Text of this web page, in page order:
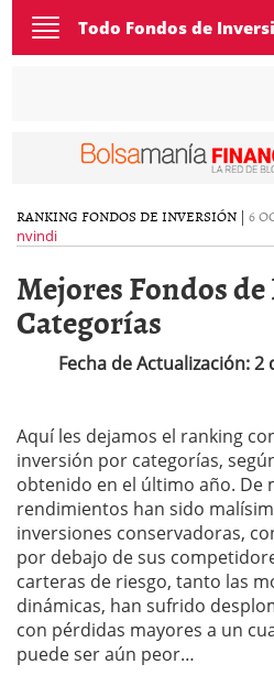
Toggle
navigation
Todo Fondos de
RANKING FONDOS DE INVERSIÓN | 6
nvindi
Mejores Fondos
Categorías
Fecha de Actualización:
Aquí les dejamos el ranking
inversión por categorías,
obtenido en el último año. De
rendimientos han sido
inversiones conservadoras,
por debajo de sus
carteras de riesgo, tanto las
dinámicas, han sufrido
con pérdidas mayores a un
puede ser aún peor…